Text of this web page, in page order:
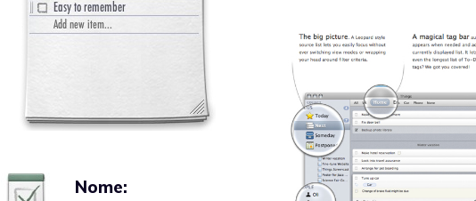
Nome: